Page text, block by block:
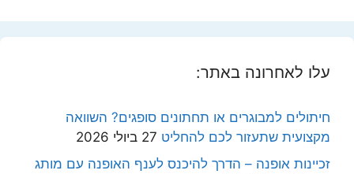
עלו לאחרונה באתר:
חיתולים למבוגרים או תחתונים סופגים? השוואה
מקצועית שתעזור לכם להחליט 27 ביולי 2026
זכיינות אופנה – הדרך להיכנס לענף האופנה עם מותג